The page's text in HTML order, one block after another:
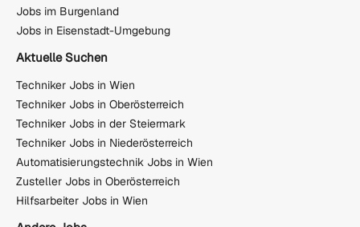
Jobs im Burgenland
Jobs in Eisenstadt-Umgebung
Aktuelle Suchen
Techniker Jobs in Wien
Techniker Jobs in Oberösterreich
Techniker Jobs in der Steiermark
Techniker Jobs in Niederösterreich
Automatisierungstechnik Jobs in Wien
Zusteller Jobs in Oberösterreich
Hilfsarbeiter Jobs in Wien